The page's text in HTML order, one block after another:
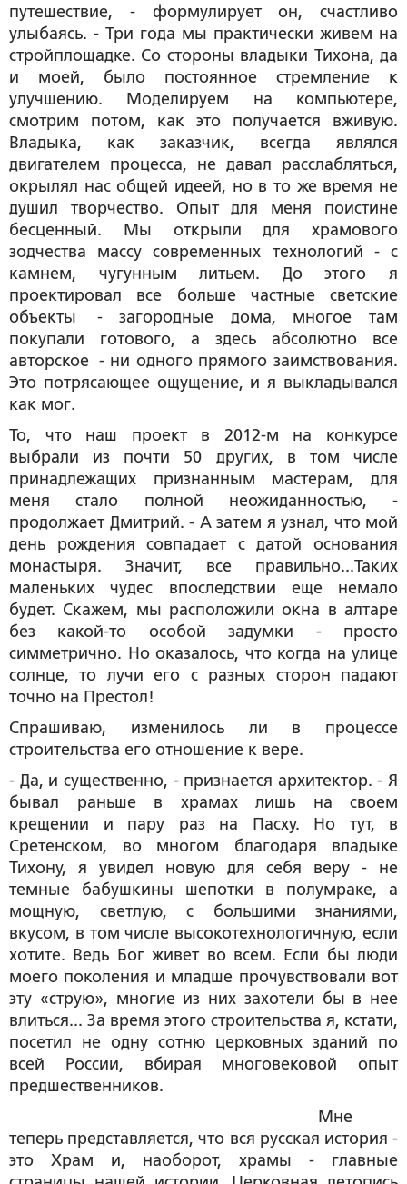
путешествие, - формулирует он, счастливо
улыбаясь. - Три года мы практически живем на
стройплощадке. Со стороны владыки Тихона, да
и моей, было постоянное стремление к
улучшению. Моделируем на компьютере,
смотрим потом, как это получается вживую.
Владыка, как заказчик, всегда являлся
двигателем процесса, не давал расслабляться,
окрылял нас общей идеей, но в то же время не
душил творчество. Опыт для меня поистине
бесценный. Мы открыли для храмового
зодчества массу современных технологий - с
камнем, чугунным литьем. До этого я
проектировал все больше частные светские
объекты - загородные дома, многое там
покупали готового, а здесь абсолютно все
авторское - ни одного прямого заимствования.
Это потрясающее ощущение, и я выкладывался
как мог.
То, что наш проект в 2012-м на конкурсе
выбрали из почти 50 других, в том числе
принадлежащих признанным мастерам, для
меня стало полной неожиданностью, -
продолжает Дмитрий. - А затем я узнал, что мой
день рождения совпадает с датой основания
монастыря. Значит, все правильно...Таких
маленьких чудес впоследствии еще немало
будет. Скажем, мы расположили окна в алтаре
без какой-то особой задумки - просто
симметрично. Но оказалось, что когда на улице
солнце, то лучи его с разных сторон падают
точно на Престол!
Спрашиваю, изменилось ли в процессе
строительства его отношение к вере.
- Да, и существенно, - признается архитектор. - Я
бывал раньше в храмах лишь на своем
крещении и пару раз на Пасху. Но тут, в
Сретенском, во многом благодаря владыке
Тихону, я увидел новую для себя веру - не
темные бабушкины шепотки в полумраке, а
мощную, светлую, с большими знаниями,
вкусом, в том числе высокотехнологичную, если
хотите. Ведь Бог живет во всем. Если бы люди
моего поколения и младше прочувствовали вот
эту «струю», многие из них захотели бы в нее
влиться... За время этого строительства я, кстати,
посетил не одну сотню церковных зданий по
всей России, вбирая многовековой опыт
предшественников.
Мне
теперь представляется, что вся русская история -
это Храм и, наоборот, храмы - главные